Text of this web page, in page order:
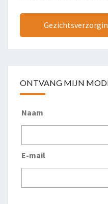
ONTVANG MIJN
Naam
E-mail